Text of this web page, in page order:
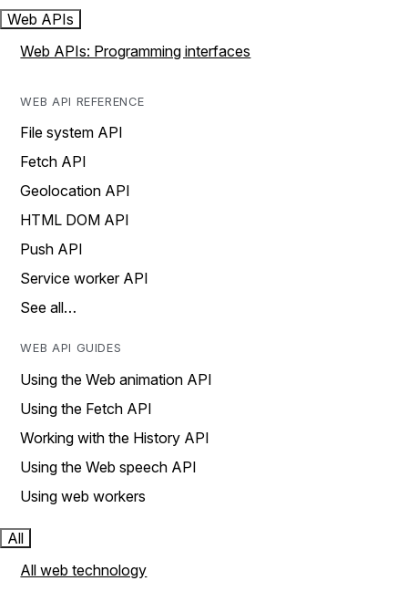
Web APIs
Web APIs: Programming interfaces
WEB API REFERENCE
File system API
Fetch API
Geolocation API
HTML DOM API
Push API
Service worker API
See all…
WEB API GUIDES
Using the Web animation API
Using the Fetch API
Working with the History API
Using the Web speech API
Using web workers
All
All web technology